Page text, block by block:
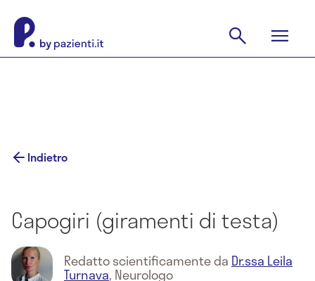
Indietro
Capogiri (giramenti di testa)
Redatto scientificamente da Dr.ssa Leila
Turnava, Neurologo